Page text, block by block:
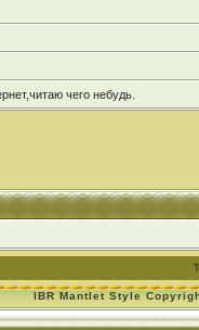
чего небудь.
IBR Mantlet Style